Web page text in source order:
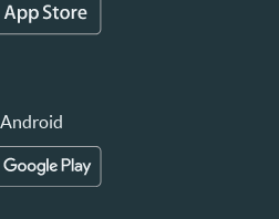
Android